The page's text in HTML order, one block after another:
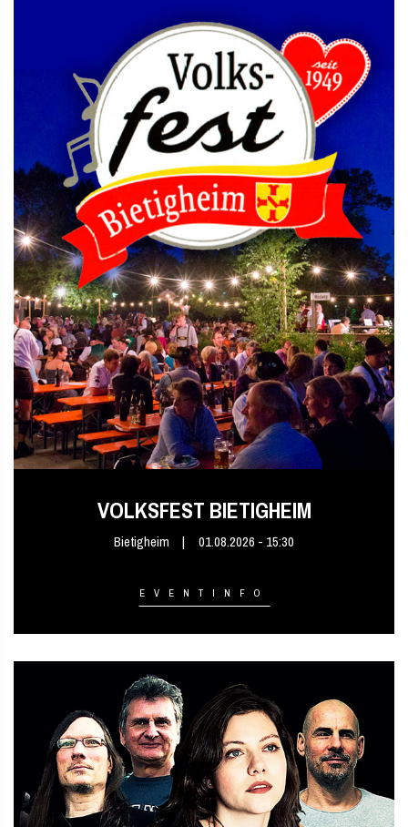
VOLKSFEST BIETIGHEIM
Bietigheim 01.08.2026 - 15:30
EVENTINFO